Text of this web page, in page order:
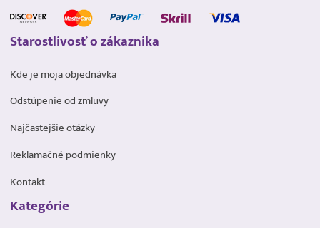
Starostlivosť o zákaznika
Kde je moja objednávka
Odstúpenie od zmluvy
Najčastejšie otázky
Reklamačné podmienky
Kontakt
Kategórie